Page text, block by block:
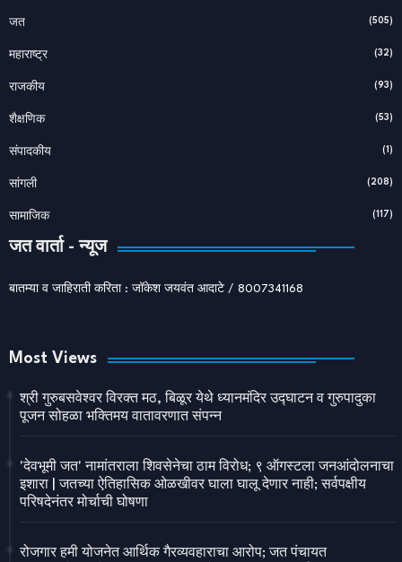
जत (505)
महाराष्ट्र (32)
राजकीय (93)
शैक्षणिक (53)
संपादकीय (1)
सांगली (208)
सामाजिक (117)
जत वार्ता - न्यूज
बातम्या व जाहिराती करिता : जॉकेश जयवंत आदाटे / 8007341168
Most Views
श्री गुरुबसवेश्वर विरक्त मठ, बिळूर येथे ध्यानमंदिर उद्घाटन व गुरुपादुका
पूजन सोहळा भक्तिमय वातावरणात संपन्न
'देवभूमी जत' नामांतराला शिवसेनेचा ठाम विरोध; ९ ऑगस्टला जनआंदोलनाचा
इशारा | जतच्या ऐतिहासिक ओळखीवर घाला घालू देणार नाही; सर्वपक्षीय
परिषदेनंतर मोर्चाची घोषणा
रोजगार हमी योजनेत आर्थिक गैरव्यवहाराचा आरोप; जत पंचायत